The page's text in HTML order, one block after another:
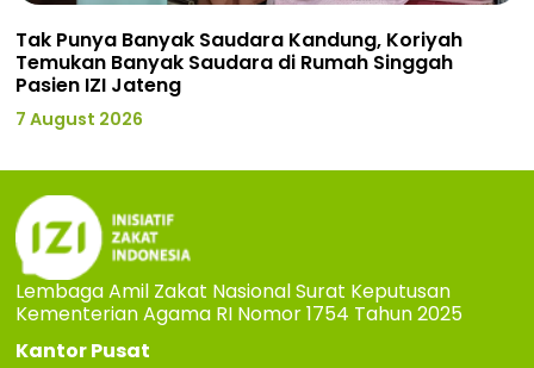
Tak Punya Banyak Saudara Kandung, Koriyah
Temukan Banyak Saudara di Rumah Singgah
Pasien IZI Jateng
7 August 2026
Lembaga Amil Zakat Nasional Surat Keputusan
Kementerian Agama RI Nomor 1754 Tahun 2025
Kantor Pusat